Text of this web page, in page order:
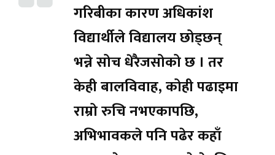
गरिबीका कारण अधिकांश
विद्यार्थीले विद्यालय छोड्छन्
भन्ने सोच धेरैजसोको छ । तर
केही बालविवाह, कोही पढाइमा
राम्रो रुचि नभएकापछि,
अभिभावकले पनि पढेर कहाँ